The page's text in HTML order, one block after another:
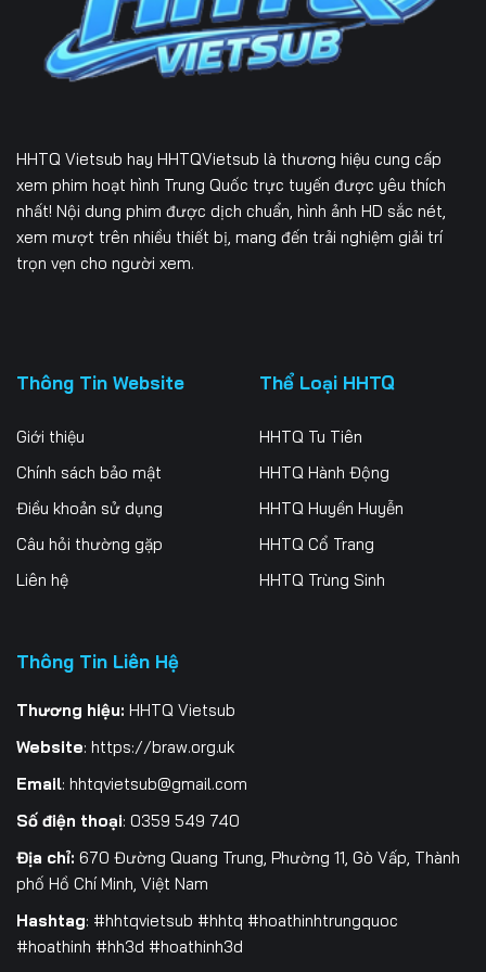
Tập 171 Tập 172 Tập 173
Tập 174
Tập 180 Tập 181 Tập 182
Tập 183 Tập 184 Tập 185
Tập 186
Tập 192 Tập 194
Tập 198 Tập 199 Tập 200
Tập 201 Tập 202 Tập 203
Tập 210
Tập 213 Tập 214
Tập 216 Tập 217
Tập 222 Tập 223 Tập 224
Tập 225 Tập 226
Tập 228 Tập 229
HHTQ Vietsub hay HHTQVietsub là thương hiệu cung cấp
xem phim hoạt hình Trung Quốc trực tuyến được yêu thích
nhất! Nội dung phim được dịch chuẩn, hình ảnh HD sắc nét,
xem mượt trên nhiều thiết bị, mang đến trải nghiệm giải trí
trọn vẹn cho người xem.
Thông Tin Website
Giới thiệu
Chính sách bảo mật
Điều khoản sử dụng
Câu hỏi thường gặp
Liên hệ
Thể Loại HHTQ
HHTQ Tu Tiên
HHTQ Hành Động
HHTQ Huyền Huyễn
HHTQ Cổ Trang
HHTQ Trùng Sinh
Thông Tin Liên Hệ
Thương hiệu: HHTQ Vietsub
Website: https://braw.org.uk
Email: hhtqvietsub@gmail.com
Số điện thoại: 0359 549 740
Địa chỉ: 670 Đường Quang Trung, Phường 11, Gò Vấp, Thành
phố Hồ Chí Minh, Việt Nam
Hashtag: #hhtqvietsub #hhtq #hoathinhtrungquoc
#hoathinh #hh3d #hoathinh3d